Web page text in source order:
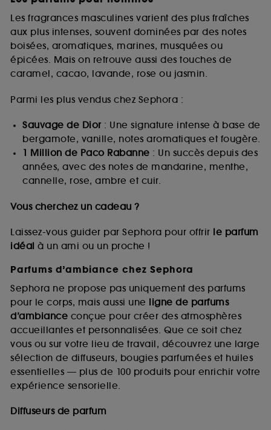
Les fragrances masculines varient des plus fraîches
aux plus intenses, souvent dominées par des notes
boisées, aromatiques, marines, musquées ou
épicées. Mais on retrouve aussi des touches de
caramel, cacao, lavande, rose ou jasmin.
Parmi les plus vendus chez Sephora :
Sauvage de Dior: Une signature intense à base de
bergamote, vanille, notes aromatiques et fougère.
1 Million de Paco Rabanne : Un succès depuis des
années, avec des notes de mandarine, menthe,
cannelle, rose, ambre et cuir.
Vous cherchez un cadeau ?
Laissez-vous guider par Sephora pour offrir le parfum
idéal à un ami ou un proche !
Parfums d’ambiance chez Sephora
Sephora ne propose pas uniquement des parfums
pour le corps, mais aussi une ligne de parfums
d’ambiance conçue pour créer des atmosphères
accueillantes et personnalisées. Que ce soit chez
vous ou sur votre lieu de travail, découvrez une large
sélection de diffuseurs, bougies parfumées et huiles
essentielles — plus de 100 produits pour enrichir votre
expérience sensorielle.
Diffuseurs de parfum